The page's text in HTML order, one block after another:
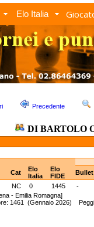
Elo Italia
Precedente
DI BARTOLO
Cat
Elo
Italia
Elo
FIDE
NC 0 1445
-
- Emilia Romagna]
1461 (Gennaio 2026)